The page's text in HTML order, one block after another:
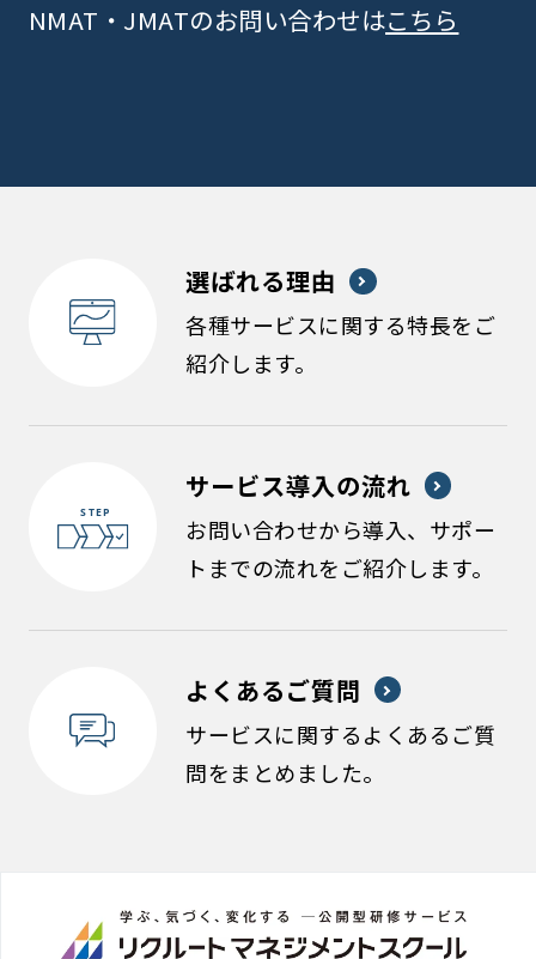
NMAT・JMATのお問い合わせはこちら
選ばれる理由
各種サービスに関する特長をご
紹介します。
サービス導入の流れ
お問い合わせから導入、サポー
トまでの流れをご紹介します。
よくあるご質問
サービスに関するよくあるご質
問をまとめました。